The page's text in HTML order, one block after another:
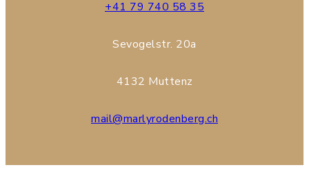
+41 79 740 58 35
Sevogelstr. 20a
4132 Muttenz
mail@marlyrodenberg.ch